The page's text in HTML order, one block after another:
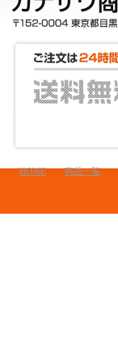
HOME 商品一覧